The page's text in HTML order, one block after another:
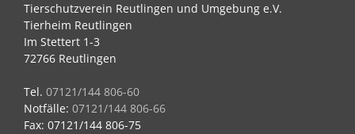
Tierschutzverein Reutlingen und Umgebung e.V.
Tierheim Reutlingen
Im Stettert 1-3
72766 Reutlingen
Tel. 07121/144 806-60
Notfälle: 07121/144 806-66
Fax: 07121/144 806-75